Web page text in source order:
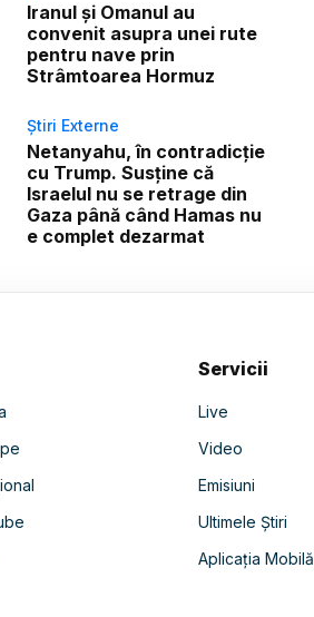
Iranul și Omanul au
convenit asupra unei rute
pentru nave prin
Strâmtoarea Hormuz
Știri Externe
Netanyahu, în contradicție
cu Trump. Susține că
Israelul nu se retrage din
Gaza până când Hamas nu
e complet dezarmat
Servicii
Live
Video
Emisiuni
Ultimele Știri
Aplicația Mobilă